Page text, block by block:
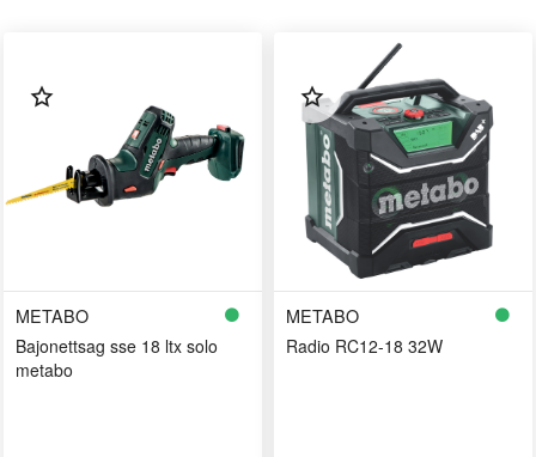
METABO
Bajonettsag sse 18 ltx solo
metabo
METABO
Radio RC12-18 32W